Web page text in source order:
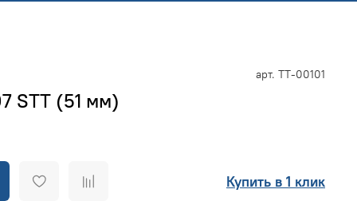
арт. ТТ-00101
STT (51 мм)
Купить в 1 клик